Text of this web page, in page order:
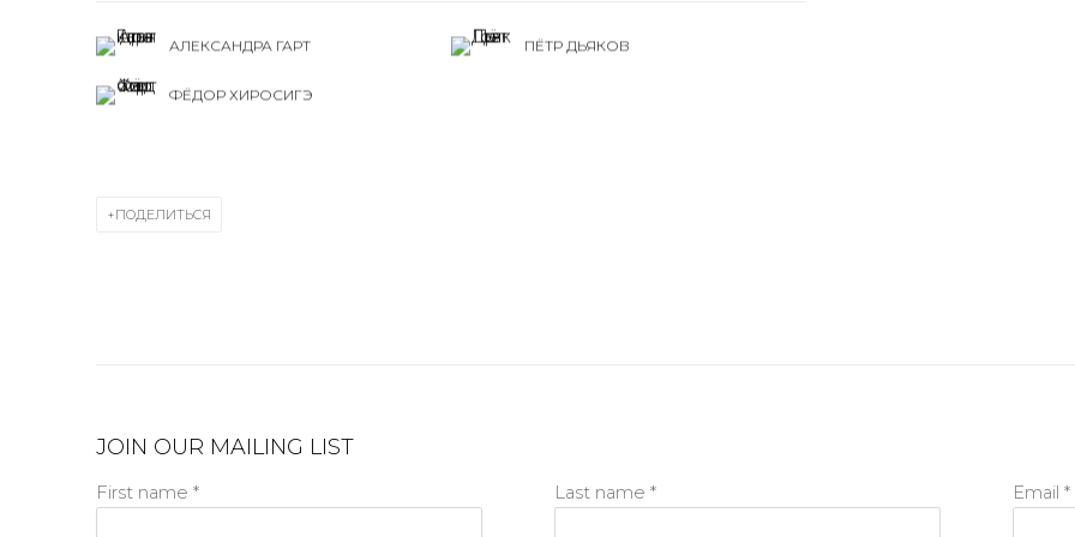
АЛЕКСАНДРА ГАРТ ПЁТР ДЬЯКОВ
ФЁДОР ХИРОСИГЭ
ПОДЕЛИТЬСЯ
JOIN OUR MAILING LIST
First name * Last name * Email *